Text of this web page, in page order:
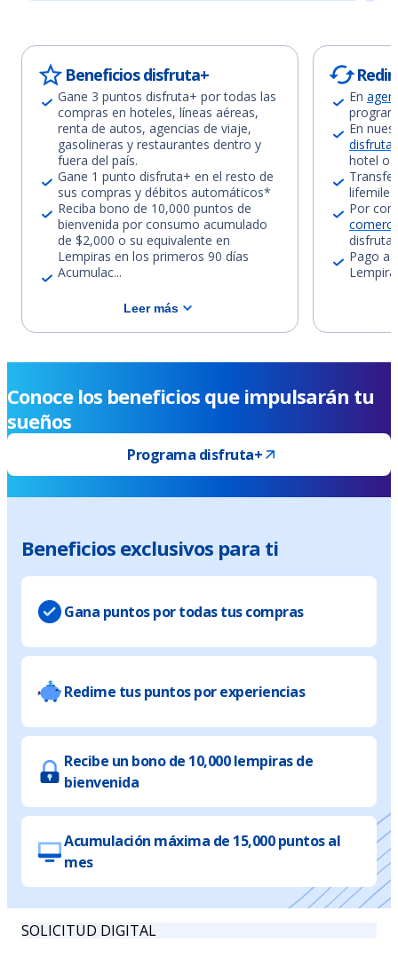
Beneficios disfruta+
Gane 3 puntos disfruta+ por todas las
compras en hoteles, líneas aéreas,
renta de autos, agencias de viaje,
gasolineras y restaurantes dentro y
fuera del país.
Gane 1 punto disfruta+ en el resto de
sus compras y débitos automáticos*
Reciba bono de 10,000 puntos de
bienvenida por consumo acumulado
de $2,000 o su equivalente en
Lempiras en los primeros 90 días
Acumulac...
Leer más
En
En
hotel o
Por
Pago a
Conoce los beneficios que impulsarán tu
sueños
Programa disfruta+
Beneficios exclusivos para ti
Gana puntos por todas tus compras
Redime tus puntos por experiencias
Recibe un bono de 10,000 lempiras de
bienvenida
Acumulación máxima de 15,000 puntos al
mes
SOLICITUD DIGITAL